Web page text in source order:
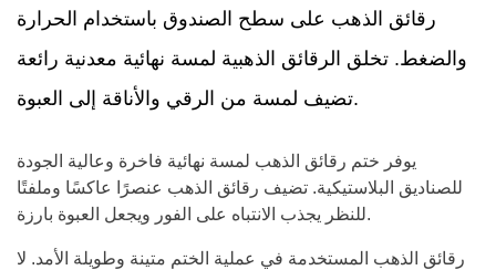
رقائق الذهب على سطح الصندوق باستخدام الحرارة
والضغط. تخلق الرقائق الذهبية لمسة نهائية معدنية رائعة
تضيف لمسة من الرقي والأناقة إلى العبوة.
يوفر ختم رقائق الذهب لمسة نهائية فاخرة وعالية الجودة
للصناديق البلاستيكية. تضيف رقائق الذهب عنصرًا عاكسًا وملفتًا
للنظر يجذب الانتباه على الفور ويجعل العبوة بارزة.
رقائق الذهب المستخدمة في عملية الختم متينة وطويلة الأمد. لا